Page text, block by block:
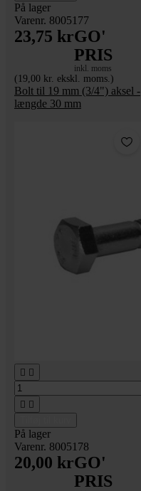
På lager
Varenr. 8005177
23,75 krGO'
PRIS
inkl. moms
(19,00 kr. ekskl. moms.)
Bolt til 19 mm (3/4") aksel -
længde 30 mm
 
 
På lager
Varenr. 8005178
20,00 krGO'
PRIS